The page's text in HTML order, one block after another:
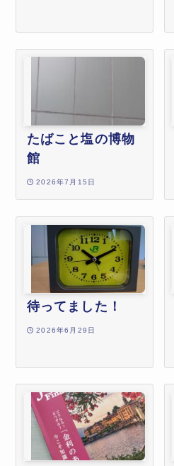
たばこと塩の博物
館
2026年7月15日
待ってました！
2026年6月29日